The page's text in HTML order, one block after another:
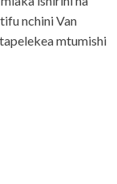
nchini Van
mtumishi